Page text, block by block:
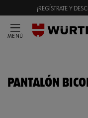
¡REGÍSTRATE Y
MENÚ
PANTALÓN